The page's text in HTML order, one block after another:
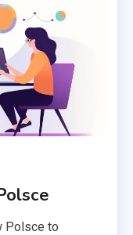
Polsce to